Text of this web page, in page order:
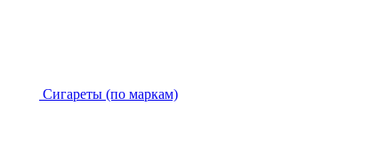
Сигареты (по маркам)